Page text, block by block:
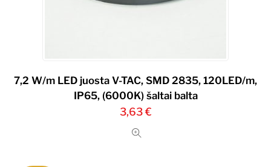
7,2 W/m LED juosta V-TAC, SMD 2835, 120LED/m,
IP65, (6000K) šaltai balta
3,63€